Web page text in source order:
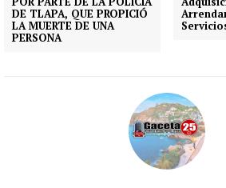
DE TLAPA, QUE PROPICIÓ
LA MUERTE DE UNA
PERSONA